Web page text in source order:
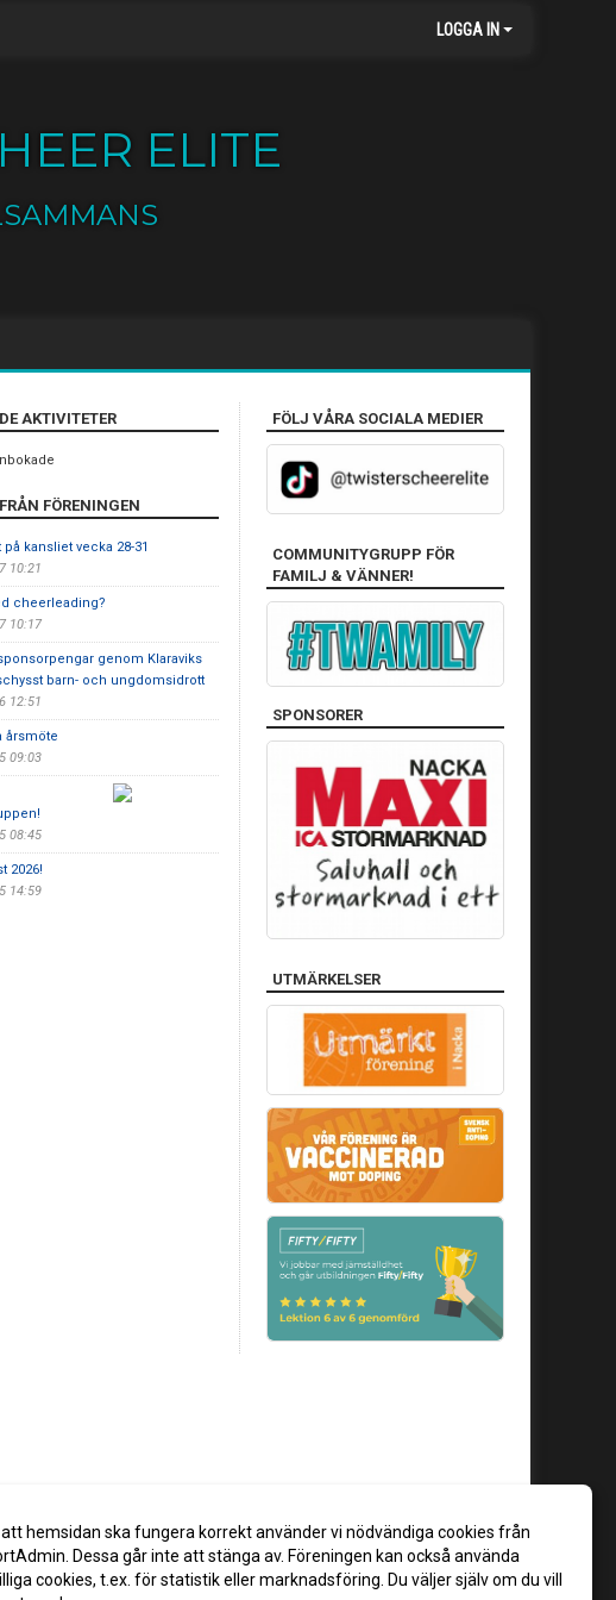
LOGGA IN
ELITE
AKTIVITETER
FÖRENINGEN
kansliet vecka 28-31
10:21
cheerleading?
10:17
genom Klaraviks
barn- och ungdomsidrott
12:51
årsmöte
09:03
08:45
2026!
14:59
FÖLJ VÅRA SOCIALA MEDIER
COMMUNITYGRUPP FÖR
FAMILJ & VÄNNER!
SPONSORER
UTMÄRKELSER
att hemsidan ska fungera korrekt använder vi nödvändiga cookies från
Dessa går inte att stänga av. Föreningen kan också använda
cookies, t.ex. för statistik eller marknadsföring. Du väljer själv om du vill